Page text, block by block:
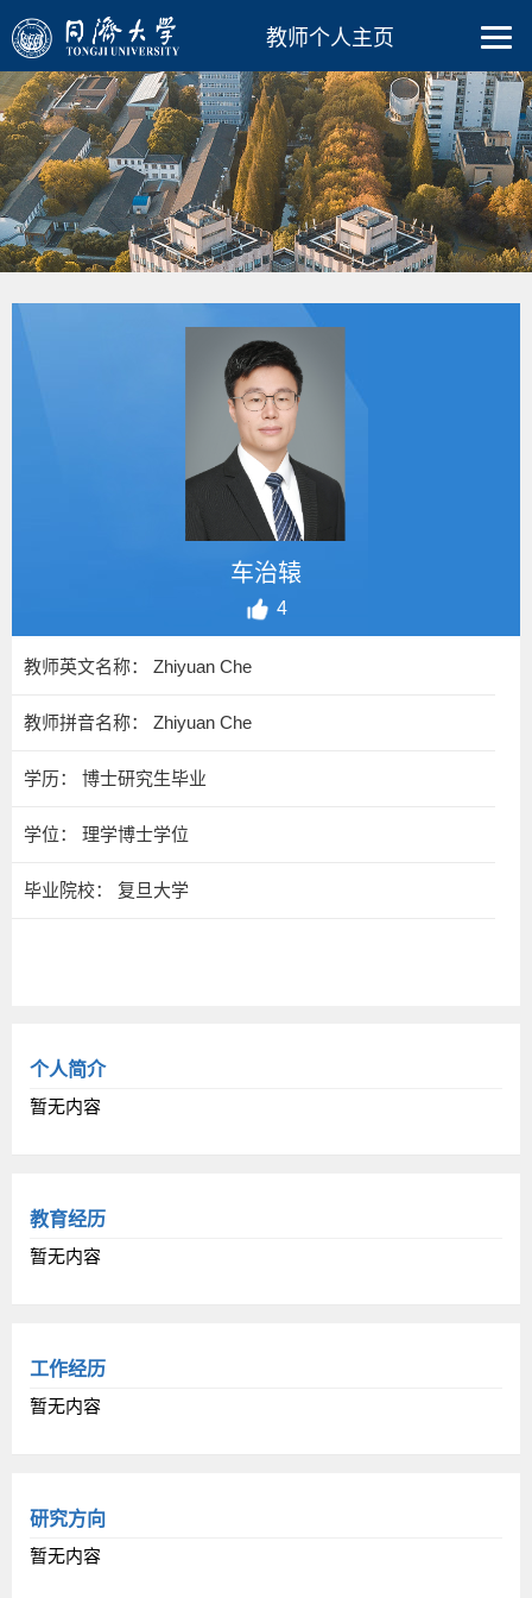
教师个人主页
车治辕
4
教师英文名称： Zhiyuan Che
教师拼音名称： Zhiyuan Che
学历： 博士研究生毕业
学位： 理学博士学位
毕业院校： 复旦大学
个人简介
暂无内容
教育经历
暂无内容
工作经历
暂无内容
研究方向
暂无内容